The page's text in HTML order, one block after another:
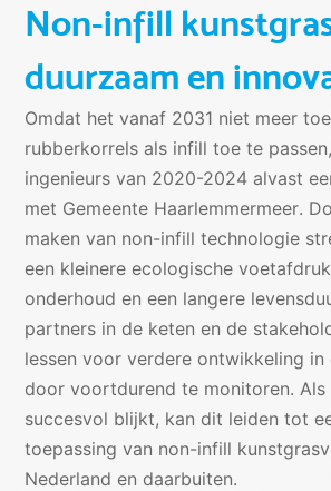
Non-infill
duurzaam en
Omdat het vanaf 2031 niet meer
rubberkorrels als infill toe te
ingenieurs van 2020-2024 alvast
met Gemeente Haarlemmermeer.
maken van non-infill technologie
een kleinere ecologische
onderhoud en een langere
partners in de keten en de
lessen voor verdere ontwikkeling
door voortdurend te monitoren.
succesvol blijkt, kan dit leiden tot
toepassing van non-infill
Nederland en daarbuiten.